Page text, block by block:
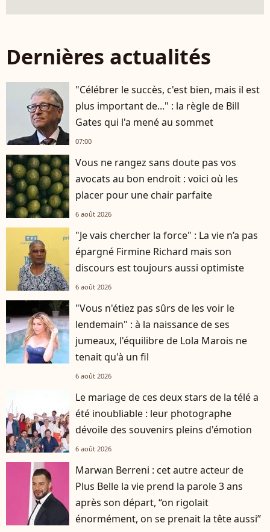
Dernières actualités
"Célébrer le succès, c'est bien, mais il est
plus important de..." : la règle de Bill
Gates qui l'a mené au sommet
07:00
Vous ne rangez sans doute pas vos
avocats au bon endroit : voici où les
placer pour une chair parfaite
6 août 2026
"Je vais chercher la force" : La vie n’a pas
épargné Firmine Richard mais son
discours est toujours aussi optimiste
6 août 2026
"Vous n'étiez pas sûrs de les voir le
lendemain" : à la naissance de ses
jumeaux, l'équilibre de Lola Marois ne
tenait qu'à un fil
6 août 2026
Le mariage de ces deux stars de la télé a
été inoubliable : leur photographe
dévoile des souvenirs pleins d'émotion
6 août 2026
Marwan Berreni : cet autre acteur de
Plus Belle la vie prend la parole 3 ans
après son départ, “on rigolait
énormément, on se prenait la tête aussi”